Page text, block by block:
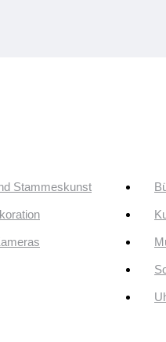
Stammeskunst